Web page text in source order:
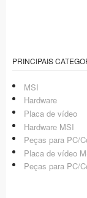
PRINCIPAIS
MSI
Hardware
Placa de vídeo
Hardware MSI
Peças para PC/
Placa de vídeo
Peças para PC/